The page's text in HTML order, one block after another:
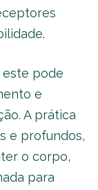
este pode
e
A prática
e profundos,
o corpo,
para